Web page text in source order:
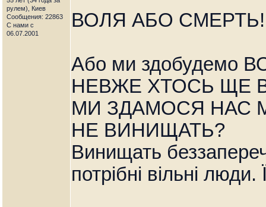
рулем), Киев
Сообщения: 22863
С нами с
06.07.2001
ВОЛЯ АБО СМЕРТЬ!
Або ми здобудемо
НЕВЖЕ ХТОСЬ ЩЕ
МИ ЗДАМОСЯ НАС
НЕ ВИНИЩАТЬ?
Винищать
потрібні вільні люди.